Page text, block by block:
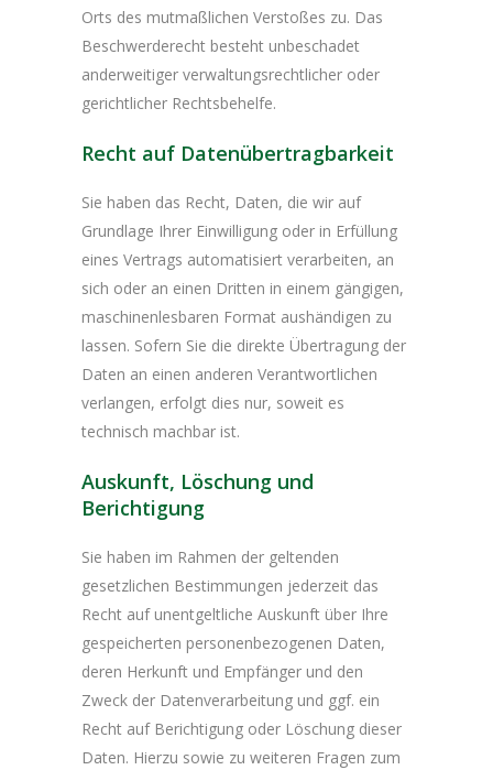
Orts des mutmaßlichen Verstoßes zu. Das
Beschwerderecht besteht unbeschadet
anderweitiger verwaltungsrechtlicher oder
gerichtlicher Rechtsbehelfe.
Recht auf Daten­übertrag­barkeit
Sie haben das Recht, Daten, die wir auf
Grundlage Ihrer Einwilligung oder in Erfüllung
eines Vertrags automatisiert verarbeiten, an
sich oder an einen Dritten in einem gängigen,
maschinenlesbaren Format aushändigen zu
lassen. Sofern Sie die direkte Übertragung der
Daten an einen anderen Verantwortlichen
verlangen, erfolgt dies nur, soweit es
technisch machbar ist.
Auskunft, Löschung und
Berichtigung
Sie haben im Rahmen der geltenden
gesetzlichen Bestimmungen jederzeit das
Recht auf unentgeltliche Auskunft über Ihre
gespeicherten personenbezogenen Daten,
deren Herkunft und Empfänger und den
Zweck der Datenverarbeitung und ggf. ein
Recht auf Berichtigung oder Löschung dieser
Daten. Hierzu sowie zu weiteren Fragen zum